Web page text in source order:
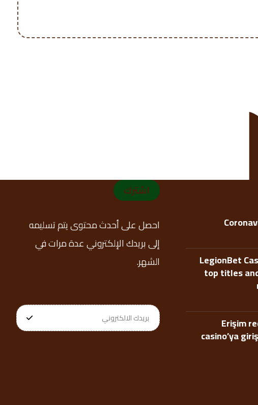
LegionBet
top titles
Erişim
casino’ya
اشترك
احصل على أحدث محتوى يتم تسليمه
إلى بريدك الإلكتروني عدة مرات في
الشهر.